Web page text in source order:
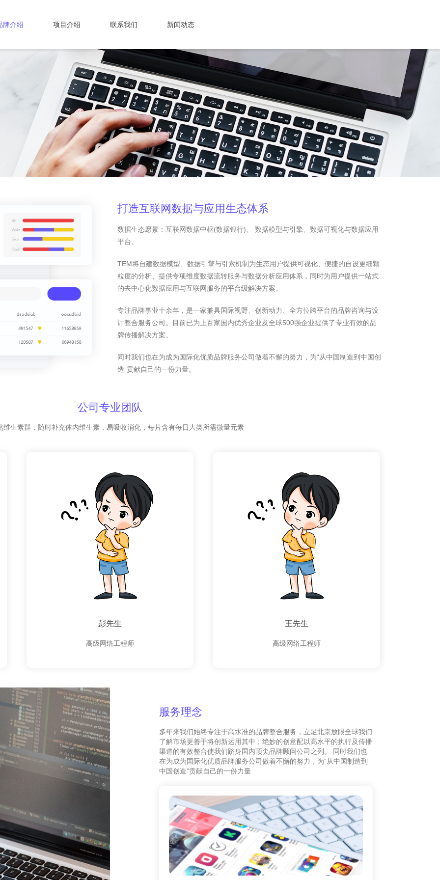
牌介绍 项目介绍 联系我们 新闻动态
打造互联网数据与应用生态体系
数据生态愿景：互联网数据中枢(数据银行)、 数据模型与引擎、数据可视化与数据应用
平台。
TEM将自建数据模型、数据引擎与引索机制为生态用户提供可视化、便捷的自设更细颗
粒度的分析、提供专项维度数据流转服务与数据分析应用体系，同时为用户提供一站式
的去中心化数据应用与互联网服务的平台级解决方案。
专注品牌事业十余年，是一家兼具国际视野、创新动力、全方位跨平台的品牌咨询与设
计整合服务公司。目前已为上百家国内优秀企业及全球500强企业提供了专业有效的品
牌传播解决方案。
同时我们也在为成为国际化优质品牌服务公司做着不懈的努力，为“从中国制造到中国创
造”贡献自己的一份力量。
公司专业团队
维生素群，随时补充体内维生素，易吸收消化，每片含有每日人类所需微量元素
彭先生
高级网络工程师
王先生
高级网络工程师
服务理念
多年来我们始终专注于高水准的品牌整合服务，立足北京放眼全球我们
了解市场更善于将创新运用其中；绝妙的创意配以高水平的执行及传播
渠道的有效整合使我们跻身国内顶尖品牌顾问公司之列。 同时我们也
在为成为国际化优质品牌服务公司做着不懈的努力，为“从中国制造到
中国创造”贡献自己的一份力量